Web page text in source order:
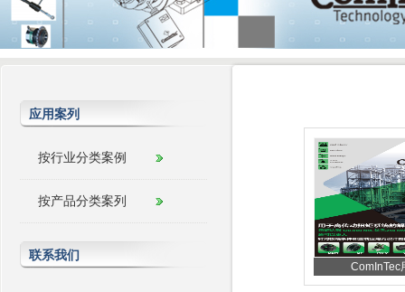
应用案列
按行业分类案例
按产品分类案列
联系我们
ComInTec